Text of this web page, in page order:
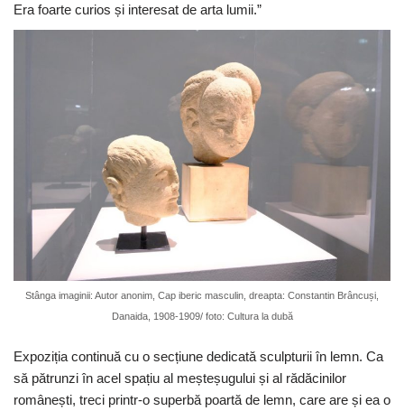
Era foarte curios și interesat de arta lumii.”
Stânga imaginii: Autor anonim, Cap iberic masculin, dreapta: Constantin Brâncuși,
Danaida, 1908-1909/ foto: Cultura la dubă
Expoziția continuă cu o secțiune dedicată sculpturii în lemn. Ca
să pătrunzi în acel spațiu al meșteșugului și al rădăcinilor
românești, treci printr-o superbă poartă de lemn, care are și ea o